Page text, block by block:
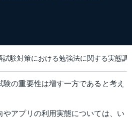
試験対策における勉強法に関する実態調
の重要性は増す一方であると考え
やアプリの利用実態については、い